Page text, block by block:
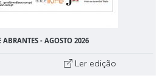
ABRANTES - AGOSTO 2026
Ler edição